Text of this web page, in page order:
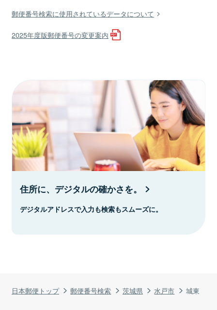
日本郵便トップ 郵便番号検索 茨城県 水戸市 城東
郵便番号検索に使用されているデータについて
2025年度版郵便番号の変更案内
住所に、デジタルの確かさを。
デジタルアドレスで入力も検索もスムーズに。